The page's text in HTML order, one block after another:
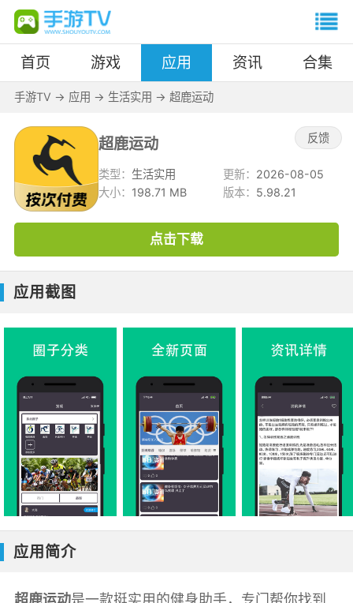
首页 游戏 应用 资讯 合集
手游TV -> 应用 -> 生活实用 -> 超鹿运动
超鹿运动 反馈
类型： 生活实用 更新： 2026-08-05
大小： 198.71 MB 版本： 5.98.21
点击下载
应用截图
应用简介